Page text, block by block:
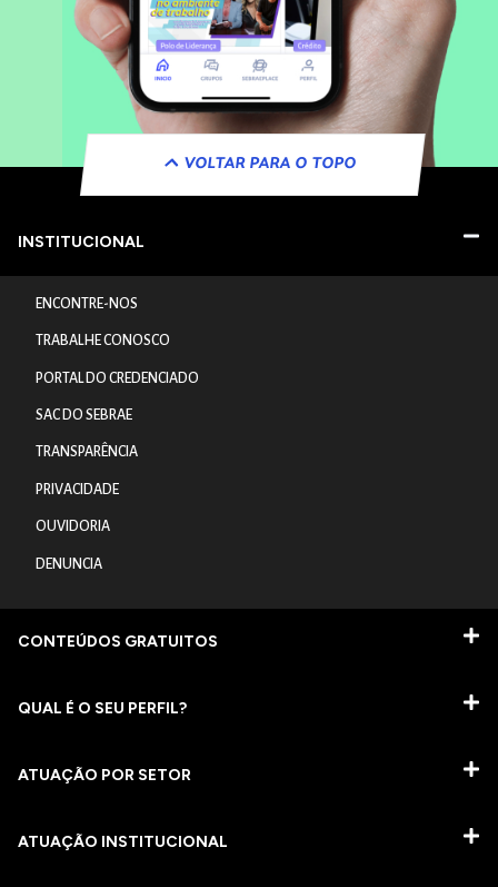
VOLTAR PARA O TOPO
INSTITUCIONAL
ENCONTRE-NOS
TRABALHE CONOSCO
PORTAL DO CREDENCIADO
SAC DO SEBRAE
TRANSPARÊNCIA
PRIVACIDADE
OUVIDORIA
DENUNCIA
CONTEÚDOS GRATUITOS
QUAL É O SEU PERFIL?
ATUAÇÃO POR SETOR
ATUAÇÃO INSTITUCIONAL